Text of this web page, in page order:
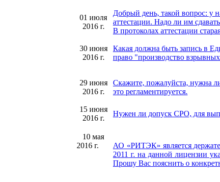
01 июля
2016 г.
Добрый день, такой вопрос: у
аттестации. Надо ли им
В протоколах аттестации
30 июня
2016 г.
Какая должна быть запись в
право "производство
29 июня
2016 г.
Скажите, пожалуйста, нужна
это регламентируется.
15 июня
2016 г.
Нужен ли допуск СРО, для
10 мая
2016 г.
АО «РИТЭК» является
2011 г. на данной лицензии
Прошу Вас пояснить о